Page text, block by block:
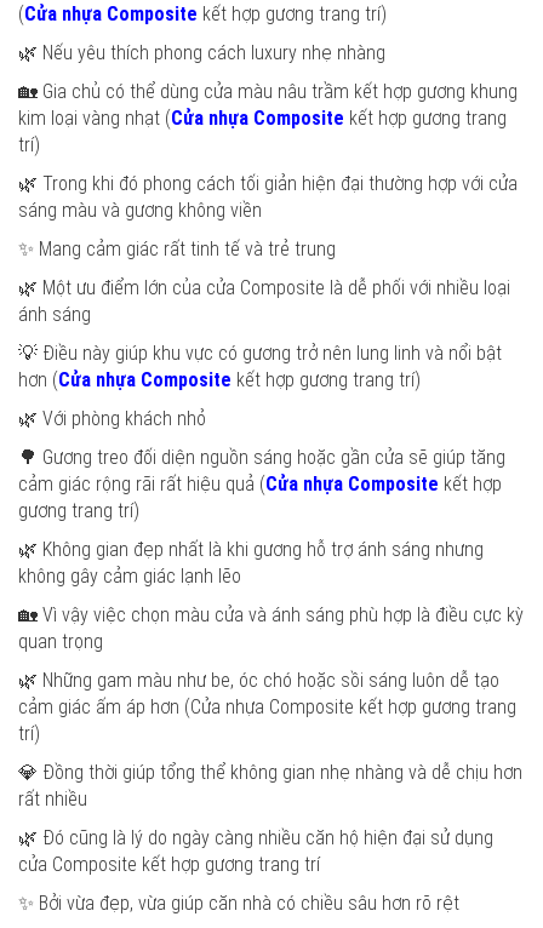
(Cửa nhựa Composite kết hợp gương trang trí)
🌿 Nếu yêu thích phong cách luxury nhẹ nhàng
🏡 Gia chủ có thể dùng cửa màu nâu trầm kết hợp gương khung
kim loại vàng nhạt (Cửa nhựa Composite kết hợp gương trang
trí)
🌿 Trong khi đó phong cách tối giản hiện đại thường hợp với cửa
sáng màu và gương không viền
✨ Mang cảm giác rất tinh tế và trẻ trung
🌿 Một ưu điểm lớn của cửa Composite là dễ phối với nhiều loại
ánh sáng
💡 Điều này giúp khu vực có gương trở nên lung linh và nổi bật
hơn (Cửa nhựa Composite kết hợp gương trang trí)
🌿 Với phòng khách nhỏ
🌳 Gương treo đối diện nguồn sáng hoặc gần cửa sẽ giúp tăng
cảm giác rộng rãi rất hiệu quả (Cửa nhựa Composite kết hợp
gương trang trí)
🌿 Không gian đẹp nhất là khi gương hỗ trợ ánh sáng nhưng
không gây cảm giác lạnh lẽo
🏡 Vì vậy việc chọn màu cửa và ánh sáng phù hợp là điều cực kỳ
quan trọng
🌿 Những gam màu như be, óc chó hoặc sồi sáng luôn dễ tạo
cảm giác ấm áp hơn (Cửa nhựa Composite kết hợp gương trang
trí)
💎 Đồng thời giúp tổng thể không gian nhẹ nhàng và dễ chịu hơn
rất nhiều
🌿 Đó cũng là lý do ngày càng nhiều căn hộ hiện đại sử dụng
cửa Composite kết hợp gương trang trí
✨ Bởi vừa đẹp, vừa giúp căn nhà có chiều sâu hơn rõ rệt